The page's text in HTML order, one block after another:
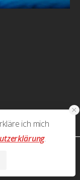
Reserved
ich mich
.